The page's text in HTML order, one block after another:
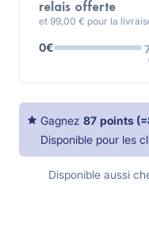
relais offerte
et 99,00 € pour la
0€
Gagnez 87 points (=
Disponible pour les
Disponible aussi